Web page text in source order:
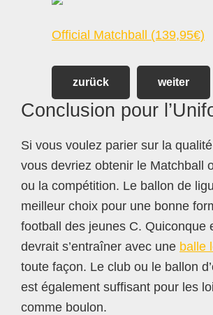
Official Matchball (139,95€)
zurück weiter
Conclusion pour
Si vous voulez parier sur la
vous devriez obtenir le Matchball
ou la compétition. Le ballon de
meilleur choix pour une bonne
football des jeunes C. Quiconque
devrait s’entraîner avec une balle
toute façon. Le club ou le ballon
est également suffisant pour les
comme boulon.